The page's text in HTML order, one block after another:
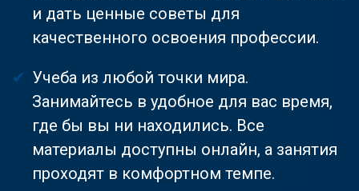
и дать ценные советы для
качественного освоения профессии.
Учеба из любой точки мира.
Занимайтесь в удобное для вас время,
где бы вы ни находились. Все
материалы доступны онлайн, а занятия
проходят в комфортном темпе.